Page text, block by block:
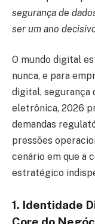
segurança de
ser um ano
O mundo digital
nunca, e para
digital, segurança
eletrônica, 2026
demandas
pressões
cenário em que a
estratégico
1. Identidade